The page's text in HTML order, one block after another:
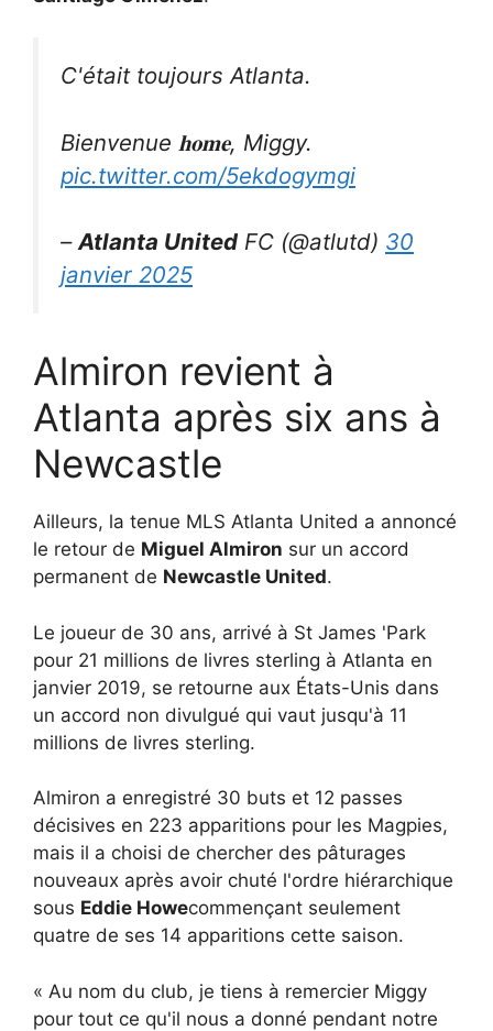
C'était toujours Atlanta.
Bienvenue 𝐡𝐨𝐦𝐞, Miggy.
pic.twitter.com/5ekdogymgi
–Atlanta UnitedFC (@atlutd) 30
janvier 2025
Almiron revient à
Atlanta après six ans à
Newcastle
Ailleurs, la tenue MLS Atlanta United a annoncé
le retour de Miguel Almiron sur un accord
permanent de Newcastle United.
Le joueur de 30 ans, arrivé à St James 'Park
pour 21 millions de livres sterling à Atlanta en
janvier 2019, se retourne aux États-Unis dans
un accord non divulgué qui vaut jusqu'à 11
millions de livres sterling.
Almiron a enregistré 30 buts et 12 passes
décisives en 223 apparitions pour les Magpies,
mais il a choisi de chercher des pâturages
nouveaux après avoir chuté l'ordre hiérarchique
sous Eddie Howecommençant seulement
quatre de ses 14 apparitions cette saison.
« Au nom du club, je tiens à remercier Miggy
pour tout ce qu'il nous a donné pendant notre